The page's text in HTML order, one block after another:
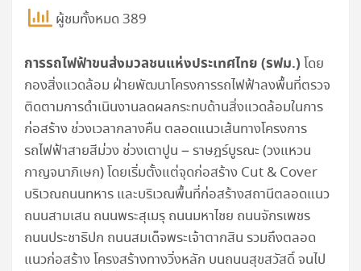
ผู้ชมทั้งหมด 389
การรถไฟฟ้าขนส่งมวลชนแห่งประเทศไทย (รฟม.) โดย
กองสิ่งแวดล้อม ฝ่ายพัฒนาโครงการรถไฟฟ้าลงพื้นที่ตรวจ
ติดตามการดำเนินงานลดผลกระทบด้านสิ่งแวดล้อมในการ
ก่อสร้าง ช่วงเวลากลางคืน ตลอดแนวเส้นทางโครงการ
รถไฟฟ้าสายสีม่วง ช่วงเตาปูน – ราษฎร์บูรณะ (วงแหวน
กาญจนาภิเษก) โดยเริ่มตั้งแต่จุดก่อสร้าง Cut & Cover
บริเวณถนนทหาร และบริเวณพื้นที่ก่อสร้างสถานีตลอดแนว
ถนนสามเสน ถนนพระสุเมรุ ถนนมหาไชย ถนนจักรเพชร
ถนนประชาธิปก ถนนสมเด็จพระเจ้าตากสิน รวมถึงตลอด
แนวก่อสร้าง โครงสร้างทางวิ่งหลัก บนถนนสุขสวัสดิ์ จนไป